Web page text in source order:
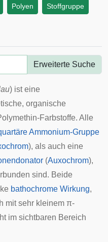
Polyen Stoffgruppe
Erweiterte Suche
) ist eine
organische
-Farbstoffe. Alle
Ammonium-Gruppe
), als auch eine
(Auxochrom),
sind. Beide
bathochrome Wirkung,
mit sehr kleinem π-
im sichtbaren Bereich